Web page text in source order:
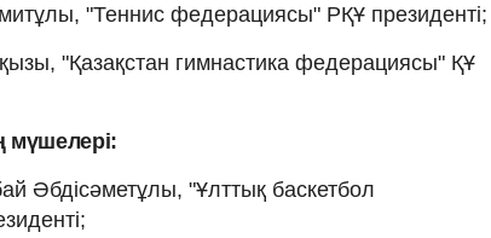
"Теннис федерациясы" РҚҰ президенті;
"Қазақстан гимнастика федерациясы" ҚҰ
мүшелері:
Әбдісәметұлы, "Ұлттық баскетбол